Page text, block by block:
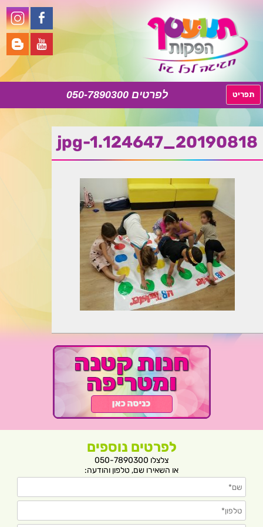
050-7890300 תפריט
לתוכן
20190818_124647.jpg-1
לפרטים נוספים
צלצלו 050-7890300
או השאירו שם, טלפון והודעה: